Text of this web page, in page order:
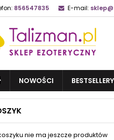
856547835 E-mail:
NOWOŚCI BESTSELLERY
nie ma jeszcze produktów